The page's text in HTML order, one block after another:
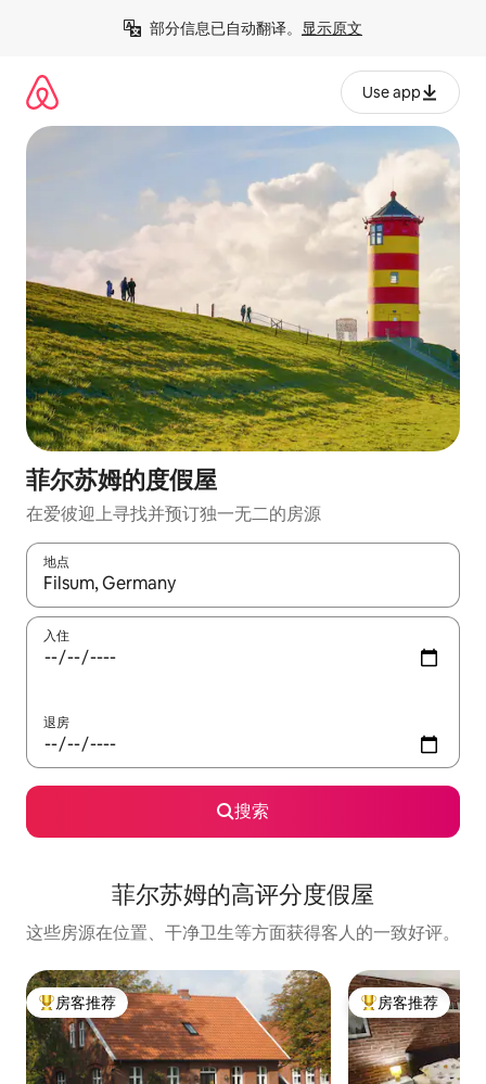
部分信息已自动翻译。 显示原文
Use app
菲尔苏姆的度假屋
在爱彼迎上寻找并预订独一无二的房源
地点
如有搜索结果，请使用上下方向键查看，或通过点击或滑动手势
入住
退房
搜索
菲尔苏姆的高评分度假屋
这些房源在位置、干净卫生等方面获得客人的一致好评。
热门「房客推荐」
房客推荐 热门「房客推荐」
房客推荐